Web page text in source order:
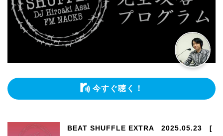
今すぐ聴く！
BEAT SHUFFLE EXTRA 2025.05.23 [